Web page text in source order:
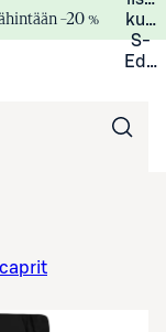
–20 %
S-